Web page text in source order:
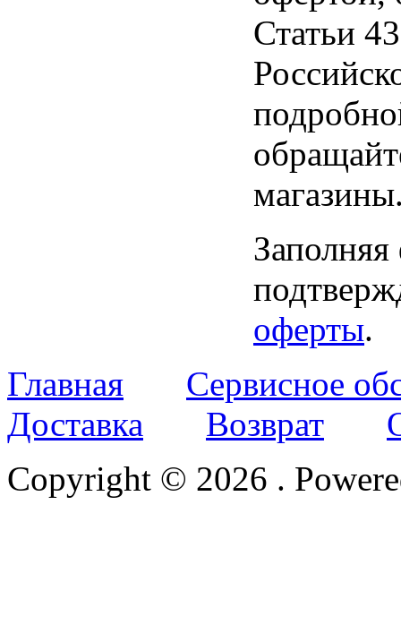
Статьи
оферты.
Главная
Сервисное
Доставка
Возврат
Copyright © 2026 .